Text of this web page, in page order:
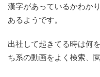
漢字があっているかわか
あるようです。
出社して起きてる時は何
ち系の動画をよく検索、